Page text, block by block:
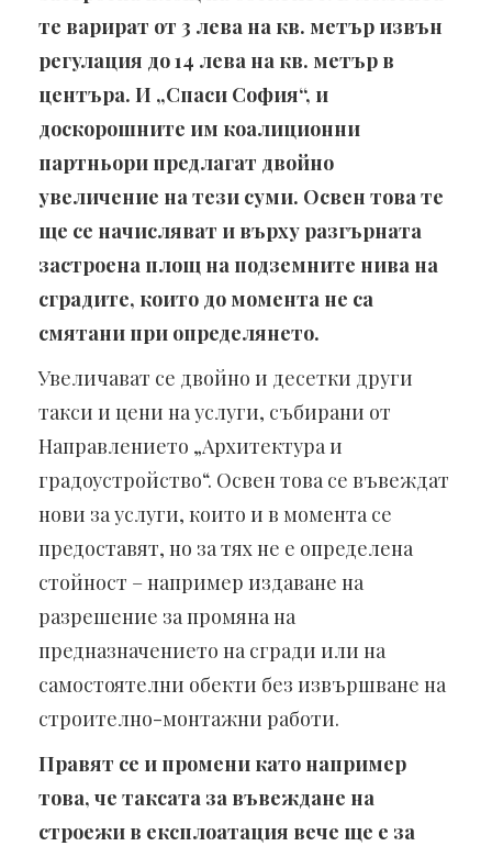
те варират от 3 лева на кв. метър извън
регулация до 14 лева на кв. метър в
центъра. И „Спаси София“, и
доскорошните им коалиционни
партньори предлагат двойно
увеличение на тези суми. Освен това те
ще се начисляват и върху разгърната
застроена площ на подземните нива на
сградите, които до момента не са
смятани при определянето.
Увеличават се двойно и десетки други
такси и цени на услуги, събирани от
Направлението „Архитектура и
градоустройство“. Освен това се въвеждат
нови за услуги, които и в момента се
предоставят, но за тях не е определена
стойност – например издаване на
разрешение за промяна на
предназначението на сгради или на
самостоятелни обекти без извършване на
строително-монтажни работи.
Правят се и промени като например
това, че таксата за въвеждане на
строежи в експлоатация вече ще е за